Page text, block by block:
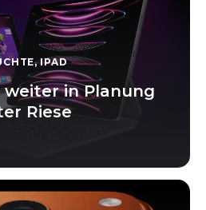
,IPAD
weiter in Planung
Riese